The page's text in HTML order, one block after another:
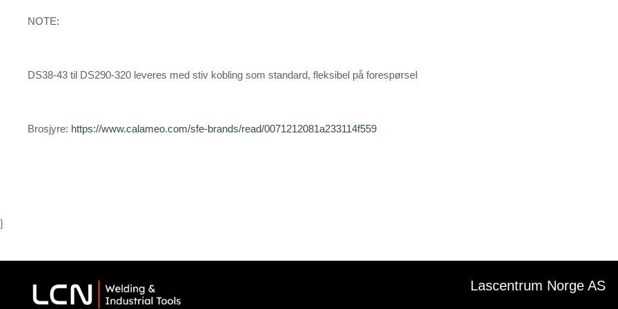
NOTE:
DS38-43 til DS290-320 leveres med stiv kobling som standard, fleksibel på forespørsel
Brosjyre: https://www.calameo.com/sfe-brands/read/0071212081a233114f559
}
Lascentrum Norge AS